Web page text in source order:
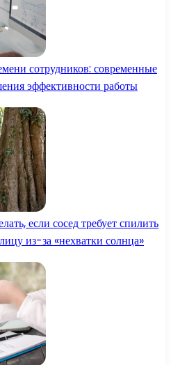
сотрудников: современные
эффективности работы
если сосед требует спилить
из-за «нехватки солнца»